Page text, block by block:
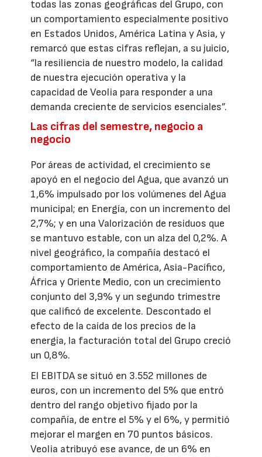
todas las zonas geográficas del Grupo, con
un comportamiento especialmente positivo
en Estados Unidos, América Latina y Asia, y
remarcó que estas cifras reflejan, a su juicio,
“la resiliencia de nuestro modelo, la calidad
de nuestra ejecución operativa y la
capacidad de Veolia para responder a una
demanda creciente de servicios esenciales”.
Las cifras del semestre, negocio a
negocio
Por áreas de actividad, el crecimiento se
apoyó en el negocio del Agua, que avanzó un
1,6% impulsado por los volúmenes del Agua
municipal; en Energía, con un incremento del
2,7%; y en una Valorización de residuos que
se mantuvo estable, con un alza del 0,2%. A
nivel geográfico, la compañía destacó el
comportamiento de América, Asia-Pacífico,
África y Oriente Medio, con un crecimiento
conjunto del 3,9% y un segundo trimestre
que calificó de excelente. Descontado el
efecto de la caída de los precios de la
energía, la facturación total del Grupo creció
un 0,8%.
El EBITDA se situó en 3.552 millones de
euros, con un incremento del 5% que entró
dentro del rango objetivo fijado por la
compañía, de entre el 5% y el 6%, y permitió
mejorar el margen en 70 puntos básicos.
Veolia atribuyó ese avance, de un 6% en